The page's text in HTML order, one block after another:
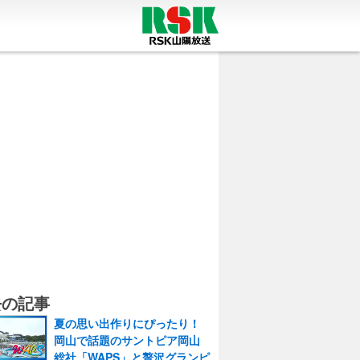
記事
夏の思い出作りにぴったり！
岡山で話題のサントピア岡山
総社「WAPS」と贅沢グランピ